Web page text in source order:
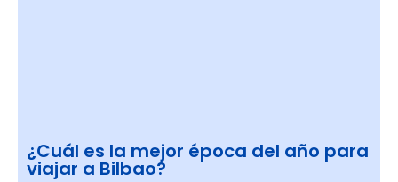
¿Cuál es la mejor época del año para
viajar a Bilbao?